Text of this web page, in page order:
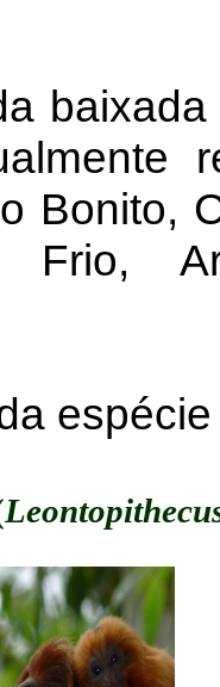
Bonito,
Frio,
espécie